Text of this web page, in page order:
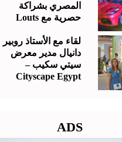
المصري بشراكة
حصرية مع Louts
لقاء مع الأستاذ روبير
دانيال مدير معرض
سيتي سكيب –
Cityscape Egypt
ADS